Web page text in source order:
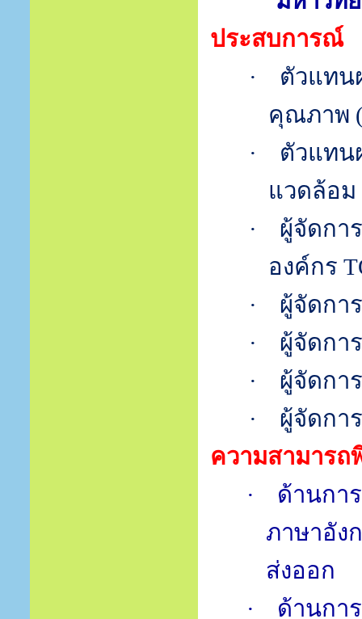
ประสบการณ์
·
ตัวแทน
คุณภาพ
·
ตัวแทน
แวดล้อม
·
ผู้จัดกา
องค์กร
·
ผู้จัดกา
·
ผู้จัดกา
·
ผู้จัดกา
·
ผู้จัดกา
ความสามารถ
·
ด้านกา
ภาษาอัง
ส่งออก
·
ด้านกา